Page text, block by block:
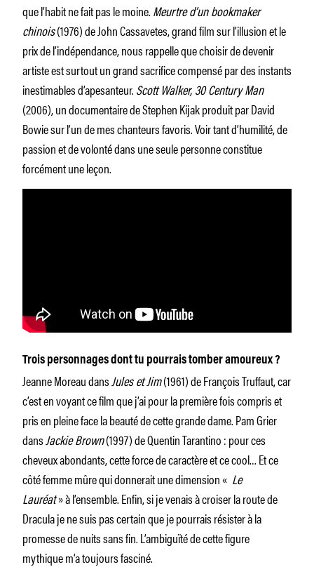
que l’habit ne fait pas le moine.Meurtre d’un bookmaker
chinois(1976) de John Cassavetes, grand film sur l’illusion et le
prix de l’indépendance, nous rappelle que choisir de devenir
artiste est surtout un grand sacrifice compensé par des instants
inestimables d’apesanteur.Scott Walker, 30 Century Man
(2006), un documentaire de Stephen Kijak produit par David
Bowie sur l’un de mes chanteurs favoris. Voir tant d’humilité, de
passion et de volonté dans une seule personne constitue
forcément une leçon.
Trois personnages dont tu pourrais tomber amoureux ?
Jeanne Moreau dansJules et Jim(1961) de François Truffaut, car
c’est en voyant ce film que j’ai pour la première fois compris et
pris en pleine face la beauté de cette grande dame. Pam Grier
dansJackie Brown(1997) de Quentin Tarantino : pour ces
cheveux abondants, cette force de caractère et ce cool… Et ce
côté femme mûre qui donnerait une dimension « Le
Lauréat» à l’ensemble. Enfin, si je venais à croiser la route de
Dracula je ne suis pas certain que je pourrais résister à la
promesse de nuits sans fin. L’ambiguïté de cette figure
mythique m’a toujours fasciné.